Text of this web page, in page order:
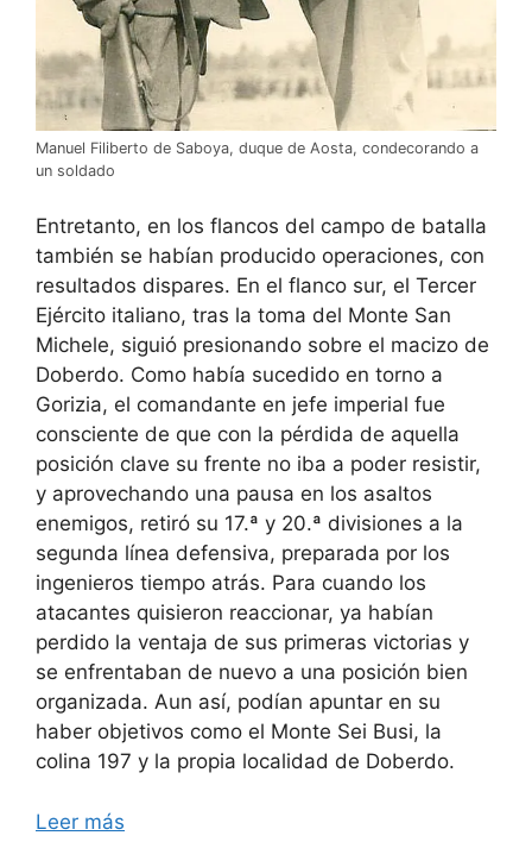
Manuel Filiberto de Saboya, duque de Aosta, condecorando a
un soldado
Entretanto, en los flancos del campo de batalla
también se habían producido operaciones, con
resultados dispares. En el flanco sur, el Tercer
Ejército italiano, tras la toma del Monte San
Michele, siguió presionando sobre el macizo de
Doberdo. Como había sucedido en torno a
Gorizia, el comandante en jefe imperial fue
consciente de que con la pérdida de aquella
posición clave su frente no iba a poder resistir,
y aprovechando una pausa en los asaltos
enemigos, retiró su 17.ª y 20.ª divisiones a la
segunda línea defensiva, preparada por los
ingenieros tiempo atrás. Para cuando los
atacantes quisieron reaccionar, ya habían
perdido la ventaja de sus primeras victorias y
se enfrentaban de nuevo a una posición bien
organizada. Aun así, podían apuntar en su
haber objetivos como el Monte Sei Busi, la
colina 197 y la propia localidad de Doberdo.
Leer más